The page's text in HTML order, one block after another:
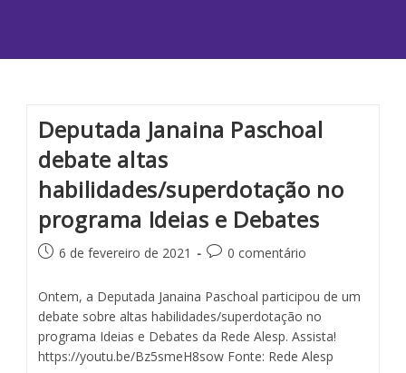
Deputada Janaina Paschoal
debate altas
habilidades/superdotação no
programa Ideias e Debates
6 de fevereiro de 2021 0 comentário
Ontem, a Deputada Janaina Paschoal participou de um
debate sobre altas habilidades/superdotação no
programa Ideias e Debates da Rede Alesp. Assista!
https://youtu.be/Bz5smeH8sow Fonte: Rede Alesp